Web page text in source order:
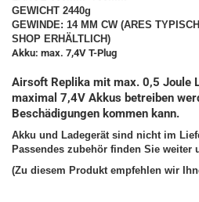
GEWICHT 2440g
GEWINDE: 14 MM CW (ARES
SHOP ERHÄLTLICH)
Akku: max. 7,4V T-Plug
Airsoft Replika mit max. 0,5 Joule
maximal 7,4V Akkus betreiben
Beschädigungen kommen kann.
Akku und Ladegerät sind nicht im
Passendes zubehör finden Sie weiter
(Zu diesem Produkt empfehlen wir